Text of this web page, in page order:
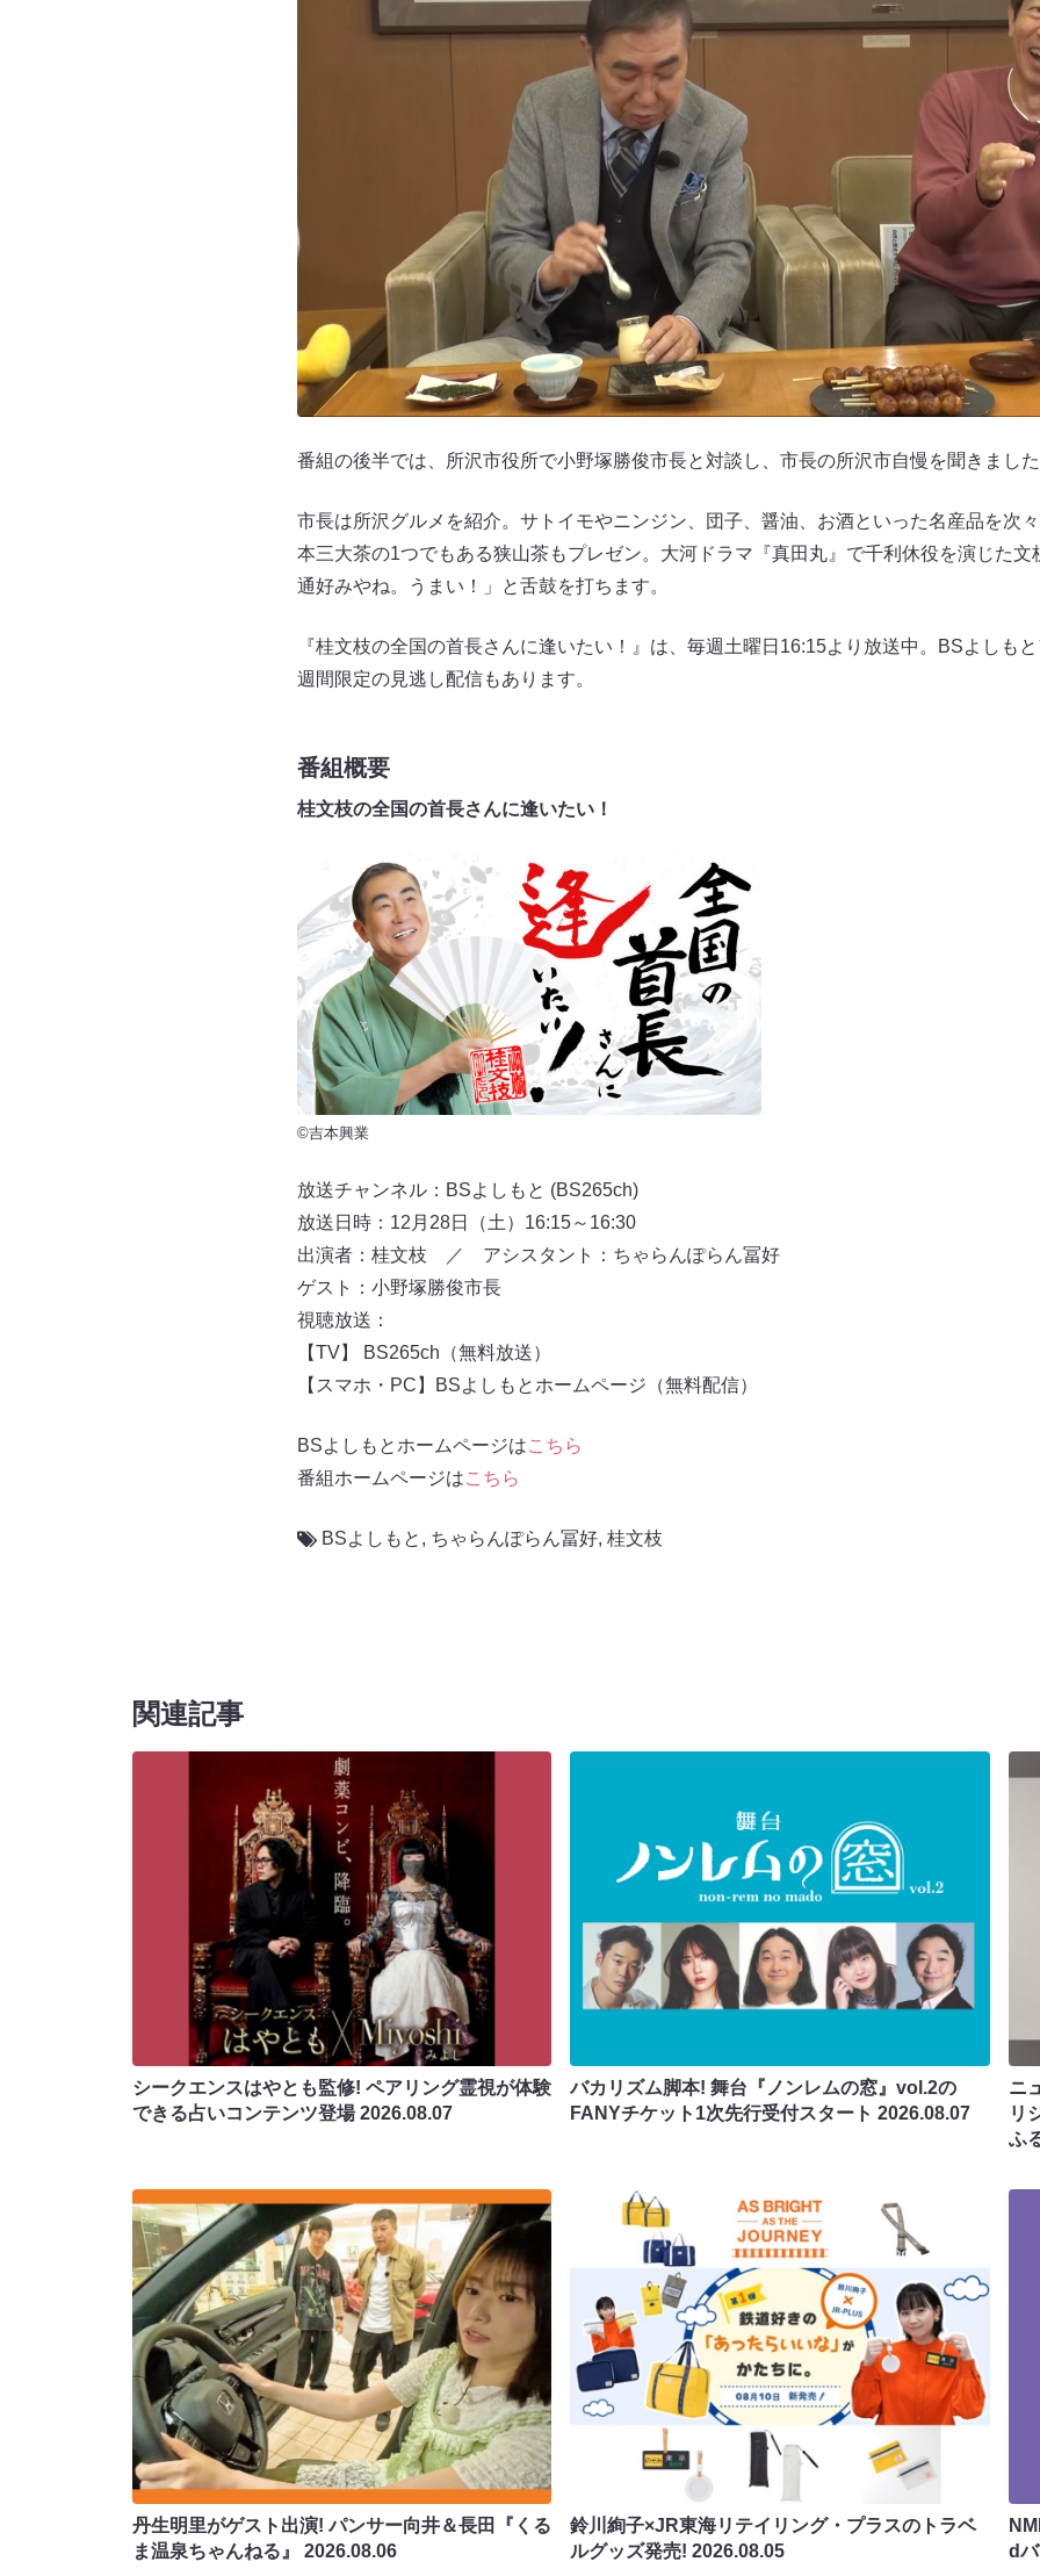
番組の後半では、所沢市役所で小野塚勝俊市長と対談し、市長の所沢市自慢を聞きまし
市長は所沢グルメを紹介。サトイモやニンジン、団子、醤油、お酒といった名産品を次
本三大茶の1つでもある狭山茶もプレゼン。大河ドラマ『真田丸』で千利休役を演じた文
通好みやね。うまい！」と舌鼓を打ちます。
『桂文枝の全国の首長さんに逢いたい！』は、毎週土曜日16:15より放送中。BSよしも
週間限定の見逃し配信もあります。
番組概要
桂文枝の全国の首長さんに逢いたい！
©吉本興業
放送チャンネル：BSよしもと (BS265ch)
放送日時：12月28日（土）16:15～16:30
出演者：桂文枝 ／ アシスタント：ちゃらんぽらん冨好
ゲスト：小野塚勝俊市長
視聴放送：
【TV】 BS265ch（無料放送）
【スマホ・PC】BSよしもとホームページ（無料配信）
BSよしもとホームページはこちら
番組ホームページはこちら
BSよしもと , ちゃらんぽらん冨好, 桂文枝
関連記事
シークエンスはやとも監修! ペアリング霊視が体験
できる占いコンテンツ登場2026.08.07
バカリズム脚本! 舞台『ノンレムの窓』vol.2の
FANYチケット1次先行受付スタート2026.08.07
ニ
リ
ふ
丹生明里がゲスト出演! パンサー向井＆長田『くる
ま温泉ちゃんねる』 2026.08.06
鈴川絢子×JR東海リテイリング・プラスのトラベ
ルグッズ発売!2026.08.05
d